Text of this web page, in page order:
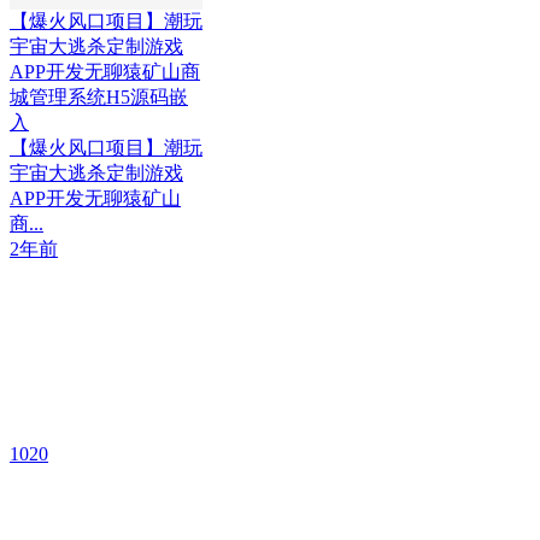
【爆火风口项目】潮玩
宇宙大逃杀定制游戏
APP开发无聊猿矿山商
城管理系统H5源码嵌
入
【爆火风口项目】潮玩
宇宙大逃杀定制游戏
APP开发无聊猿矿山
商...
2年前
1020